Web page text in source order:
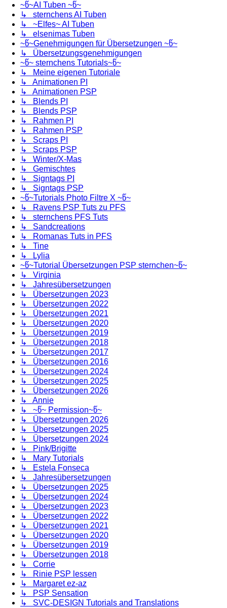
~წ~AI Tuben ~წ~
↳ sternchens AI Tuben
↳ ~Elfes~ AI Tuben
↳ elsenimas Tuben
~წ~Genehmigungen für Übersetzungen ~წ~
↳ Übersetzungsgenehmigungen
~წ~ sternchens Tutorials~წ~
↳ Meine eigenen Tutoriale
↳ Animationen PI
↳ Animationen PSP
↳ Blends PI
↳ Blends PSP
↳ Rahmen PI
↳ Rahmen PSP
↳ Scraps PI
↳ Scraps PSP
↳ Winter/X-Mas
↳ Gemischtes
↳ Signtags PI
↳ Signtags PSP
~წ~Tutorials Photo Filtre X ~წ~
↳ Ravens PSP Tuts zu PFS
↳ sternchens PFS Tuts
↳ Sandcreations
↳ Romanas Tuts in PFS
↳ Tine
↳ Lylia
~წ~Tutorial Übersetzungen PSP sternchen~წ~
↳ Virginia
↳ Jahresübersetzungen
↳ Übersetzungen 2023
↳ Übersetzungen 2022
↳ Übersetzungen 2021
↳ Übersetzungen 2020
↳ Übersetzungen 2019
↳ Übersetzungen 2018
↳ Übersetzungen 2017
↳ Übersetzungen 2016
↳ Übersetzungen 2024
↳ Übersetzungen 2025
↳ Übersetzungen 2026
↳ Annie
↳ ~წ~ Permission~წ~
↳ Übersetzungen 2026
↳ Übersetzungen 2025
↳ Übersetzungen 2024
↳ Pink/Brigitte
↳ Mary Tutorials
↳ Estela Fonseca
↳ Jahresübersetzungen
↳ Übersetzungen 2025
↳ Übersetzungen 2024
↳ Übersetzungen 2023
↳ Übersetzungen 2022
↳ Übersetzungen 2021
↳ Übersetzungen 2020
↳ Übersetzungen 2019
↳ Übersetzungen 2018
↳ Corrie
↳ Rinie PSP lessen
↳ Margaret ez-az
↳ PSP Sensation
↳ SVC-DESIGN Tutorials and Translations